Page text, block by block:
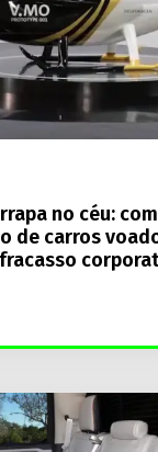
no céu:
de carros